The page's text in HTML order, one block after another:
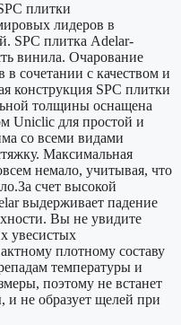
плитки
лидеров в
SPC плитка Adelar-
винила. Очарование
сочетании с качеством и
конструкция SPС плитки
толщины оснащена
Uniclic для простой и
со всеми видами
Максимальная
немало, учитывая, что
счет высокой
выдерживает падение
Вы не увидите
увесистых
плотному составу
температуры и
поэтому не встанет
не образует щелей при